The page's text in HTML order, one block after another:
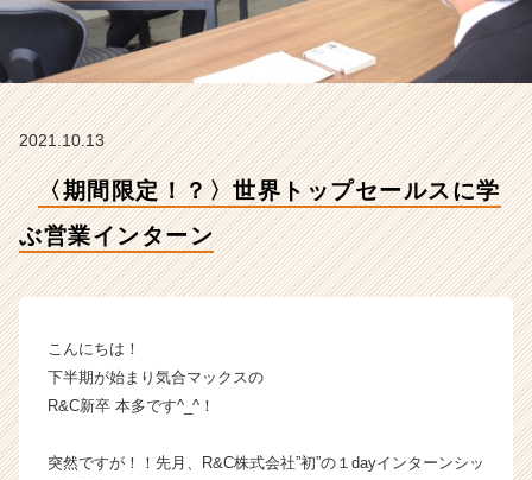
【R
C
の
イ
ラ
|
ャ
2021.10.13
〈期間限定！？〉世界トップセールスに学
ぶ営業インターン
こんにちは！
下半期が始まり気合マックスの
R&C新卒 本多です^_^！
突然ですが！！先月、R&C株式会社”初”の１dayインターンシッ